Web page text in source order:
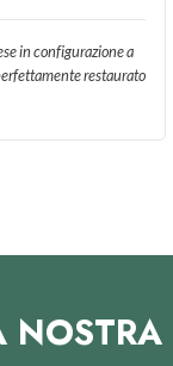
in configurazione a
restaurato
NOSTRA